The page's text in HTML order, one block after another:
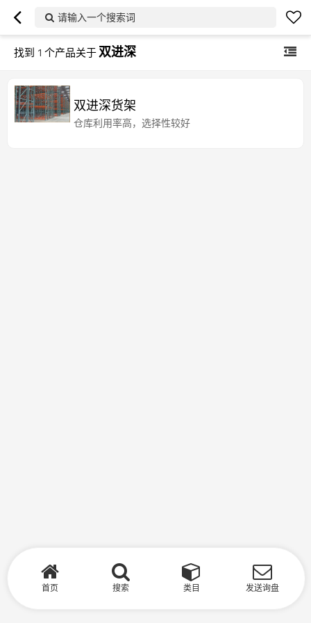
请输入一个搜索词
找到 1 个产品关于双进深
双进深货架
仓库利用率高，选择性较好
首页 搜索 类目 发送询盘